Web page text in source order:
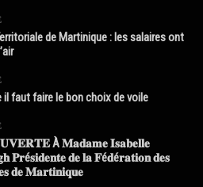
de Martinique : les salaires ont
il faut faire le bon choix de voile
À 𝐌𝐚𝐝𝐚𝐦𝐞 𝐈𝐬𝐚𝐛𝐞𝐥𝐥𝐞
𝐏𝐫é𝐬𝐢𝐝𝐞𝐧𝐭𝐞 𝐝𝐞 𝐥𝐚 𝐅é𝐝é𝐫𝐚𝐭𝐢𝐨𝐧 𝐝𝐞𝐬
𝐝𝐞 𝐌𝐚𝐫𝐭𝐢𝐧𝐢𝐪𝐮𝐞